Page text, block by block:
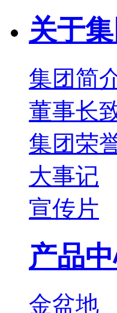
关于集
集团简
董事长
集团荣
大事记
宣传片
产品
金盆地